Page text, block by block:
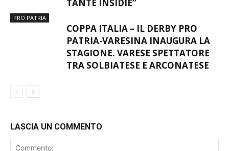
PATRIA-VARESINA INAUGURA LA
STAGIONE. VARESE SPETTATORE
TRA SOLBIATESE E ARCONATESE